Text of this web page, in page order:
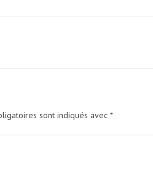
sont indiqués avec *